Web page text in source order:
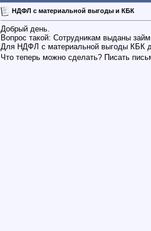
НДФЛ с материальной выгоды и КБК
Добрый день.
Вопрос такой: Сотрудникам выданы
Для НДФЛ с материальной выгоды КБК
Что теперь можно сделать? Писать